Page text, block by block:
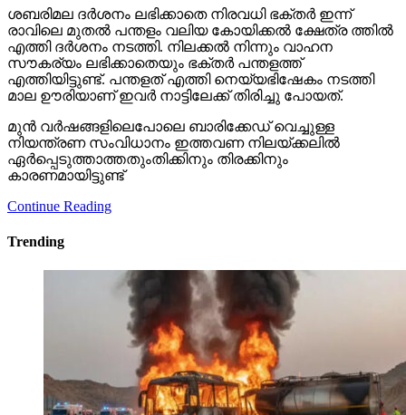
ശബരിമല ദര്‍ശനം ലഭിക്കാതെ നിരവധി ഭക്തര്‍ ഇന്ന്
രാവിലെ മുതല്‍ പന്തളം വലിയ കോയിക്കല്‍ ക്ഷേത്ര ത്തില്‍
എത്തി ദര്‍ശനം നടത്തി. നിലക്കല്‍ നിന്നും വാഹന
സൗകര്യം ലഭിക്കാതെയും ഭക്തര്‍ പന്തളത്ത്
എത്തിയിട്ടുണ്ട്. പന്തളത് എത്തി നെയ്യഭിഷേകം നടത്തി
മാല ഊരിയാണ് ഇവര്‍ നാട്ടിലേക്ക് തിരിച്ചു പോയത്.
മുന്‍ വര്‍ഷങ്ങളിലെപോലെ ബാരിക്കേഡ് വെച്ചുള്ള
നിയന്ത്രണ സംവിധാനം ഇത്തവണ നിലയ്ക്കലില്‍
ഏര്‍പ്പെടുത്താത്തതുംതിക്കിനും തിരക്കിനും
കാരണമായിട്ടുണ്ട്
Continue Reading
Trending